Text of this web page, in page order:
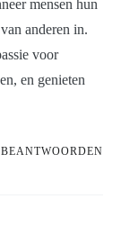
mensen hun
anderen in.
voor
en genieten
BEANTWOORDEN